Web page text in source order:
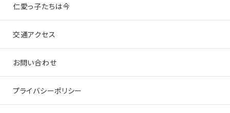
仁愛っ子たちは今
交通アクセス
お問い合わせ
プライバシーポリシー